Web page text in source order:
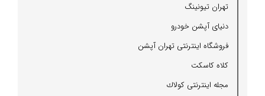
تهران تیونینگ
دنیای آپشن خودرو
فروشگاه اینترنتی تهران آپشن
كلاه كاسكت
مجله اینترنتی كولاك